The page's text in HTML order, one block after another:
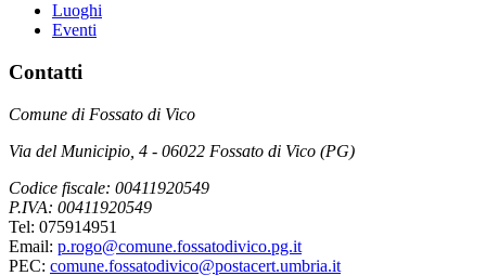
Luoghi
Eventi
Contatti
Comune di Fossato di Vico
Via del Municipio, 4 - 06022 Fossato di Vico (PG)
Codice fiscale: 00411920549
P.IVA: 00411920549
Tel: 075914951
Email: p.rogo@comune.fossatodivico.pg.it
PEC: comune.fossatodivico@postacert.umbria.it